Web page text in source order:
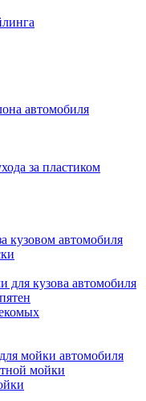
автомобиля
за пластиком
кузовом автомобиля
для кузова автомобиля
мойки автомобиля
мойки